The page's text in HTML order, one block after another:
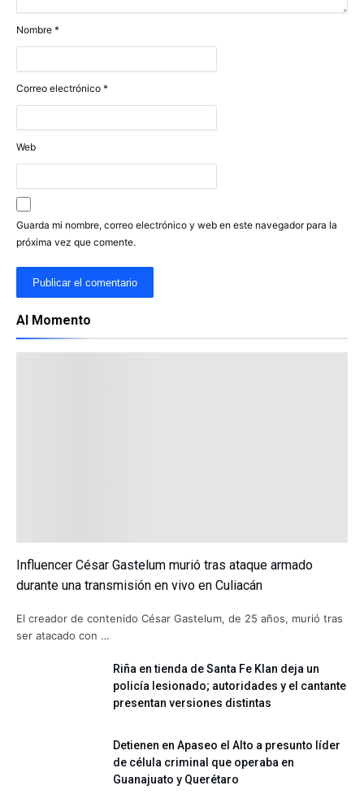
Nombre *
Correo electrónico *
Web
Guarda mi nombre, correo electrónico y web en este navegador para la
próxima vez que comente.
Al Momento
Influencer César Gastelum murió tras ataque armado
durante una transmisión en vivo en Culiacán
El creador de contenido César Gastelum, de 25 años, murió tras
ser atacado con …
Riña en tienda de Santa Fe Klan deja un
policía lesionado; autoridades y el cantante
presentan versiones distintas
Detienen en Apaseo el Alto a presunto líder
de célula criminal que operaba en
Guanajuato y Querétaro